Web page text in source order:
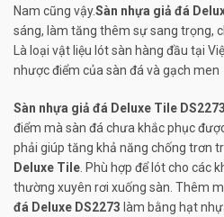
Nam cũng vậy.Sàn nhựa giả đá
sáng, làm tăng thêm sự sang trọng,
Là loại vật liệu lót sàn hàng đầu tại
nhược điểm của sàn đá và gạch men
Sàn nhựa giả đá Deluxe Tile DS2273
điểm mà sàn đá chưa khắc phục
phải giúp tăng khả năng chống trơn
Deluxe Tile. Phù hợp để lót cho các
thường xuyên rơi xuống sàn. Thêm
đá Deluxe DS2273 làm bằng hạt